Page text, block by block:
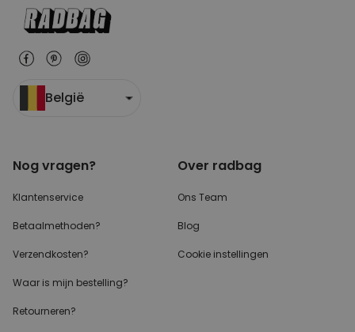
België
Nog vragen?
Klantenservice
Betaalmethoden?
Verzendkosten?
Waar is mijn bestelling?
Retourneren?
Over radbag
Ons Team
Blog
Cookie instellingen